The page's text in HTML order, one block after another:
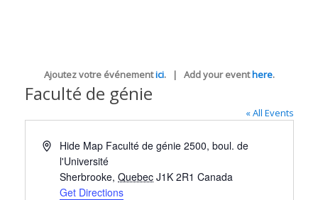
Ajoutez votre événementici. | Add your eventhere.
Faculté de génie
« All Events
AddressHide Map Faculté de génie 2500, boul. de
l'Université
Sherbrooke, Quebec J1K 2R1 Canada
Get Directions